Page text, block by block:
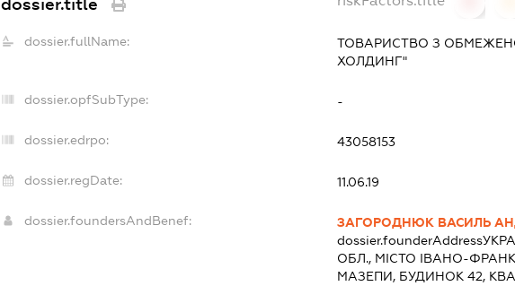
dossier.fullName:
ТОВАРИСТВО З
ХОЛДИНГ"
dossier.opfSubType: -
dossier.edrpo: 43058153
dossier.regDate: 11.06.19
dossier.foundersAndBenef:
ЗАГОРОДНЮК ВАСИЛЬ
dossier.founderAddress
ОБЛ., МІСТО ІВАНО-
МАЗЕПИ, БУДИНОК 42,